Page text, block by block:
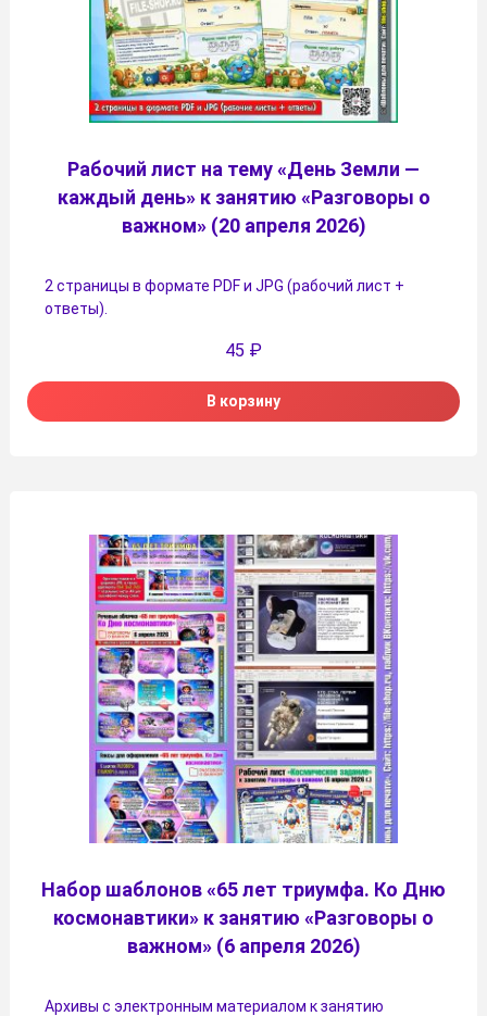
Рабочий лист на тему «День Земли —
каждый день» к занятию «Разговоры о
важном» (20 апреля 2026)
2 страницы в формате PDF и JPG (рабочий лист +
ответы).
45 ₽
В корзину
Набор шаблонов «65 лет триумфа. Ко Дню
космонавтики» к занятию «Разговоры о
важном» (6 апреля 2026)
Архивы с электронным материалом к занятию